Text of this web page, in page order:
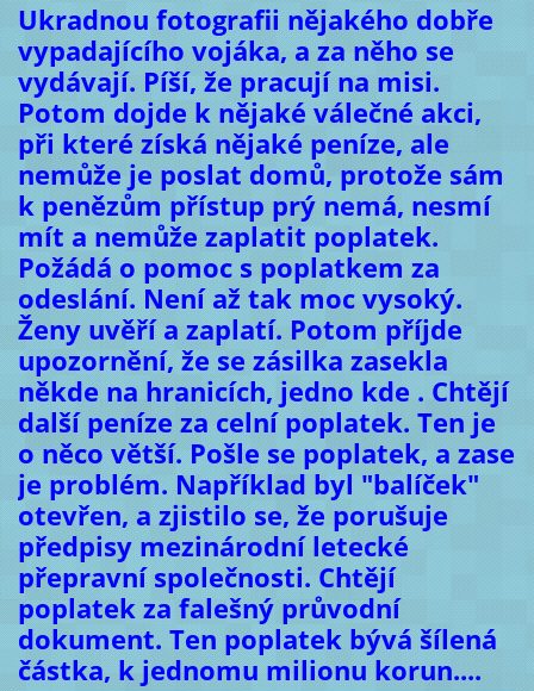
Ukradnou fotografii nějakého dobře
vypadajícího vojáka, a za něho se
vydávají. Píší, že pracují na misi.
Potom dojde k nějaké válečné akci,
při které získá nějaké peníze, ale
nemůže je poslat domů, protože sám
k penězům přístup prý nemá, nesmí
mít a nemůže zaplatit poplatek.
Požádá o pomoc s poplatkem za
odeslání. Není až tak moc vysoký.
Ženy uvěří a zaplatí. Potom příjde
upozornění, že se zásilka zasekla
někde na hranicích, jedno kde . Chtějí
další peníze za celní poplatek. Ten je
o něco větší. Pošle se poplatek, a zase
je problém. Například byl "balíček"
otevřen, a zjistilo se, že porušuje
předpisy mezinárodní letecké
přepravní společnosti. Chtějí
poplatek za falešný průvodní
dokument. Ten poplatek bývá šílená
částka, k jednomu milionu korun....